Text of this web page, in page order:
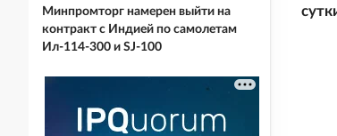
Минпромторг намерен выйти на
контракт с Индией по самолетам
Ил-114-300 и SJ-100